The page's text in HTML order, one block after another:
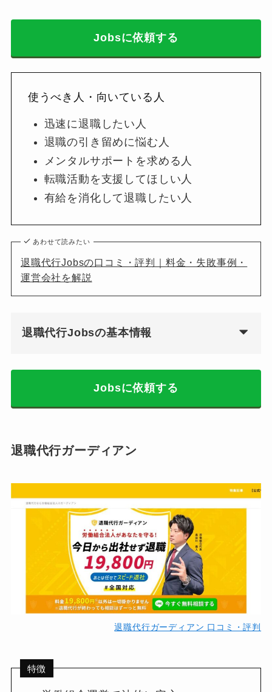
Jobsに依頼する
使うべき人・向いている人
迅速に退職したい人
退職の引き留めに悩む人
メンタルサポートを求める人
転職活動を支援してほしい人
有給を消化して退職したい人
あわせて読みたい
退職代行Jobsの口コミ・評判｜料金・失敗事例・
運営会社を解説
退職代行Jobsの基本情報
Jobsに依頼する
退職代行ガーディアン
退職代行ガーディアン 口コミ・評判
特徴